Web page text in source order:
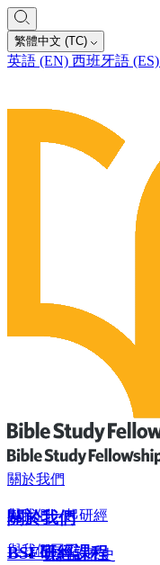
繁體中文 (TC)
英語 (EN) 西班牙語 (ES)
關於我們
關於我們
我們的歷史
與我們一起研經
BSF研經課程
與我們同工